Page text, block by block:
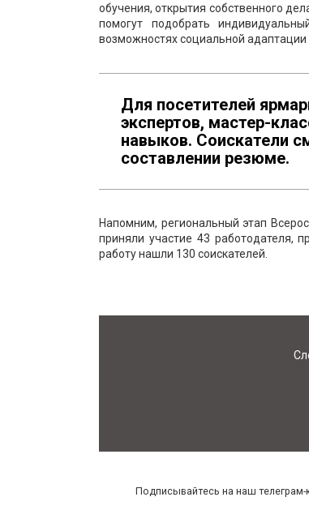
обучения, открытия собственного
помогут подобрать
возможностях социальной адаптации
Для посетителей
экспертов, мастер-
навыков. Соискатели
составлении резюме.
Напомним, региональный этап
приняли участие 43 работодателя,
работу нашли 130 соискателей.
Подписывайтесь на наш телеграм-